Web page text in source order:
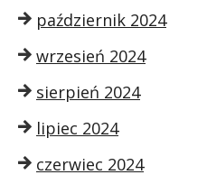
październik 2024
wrzesień 2024
sierpień 2024
lipiec 2024
czerwiec 2024